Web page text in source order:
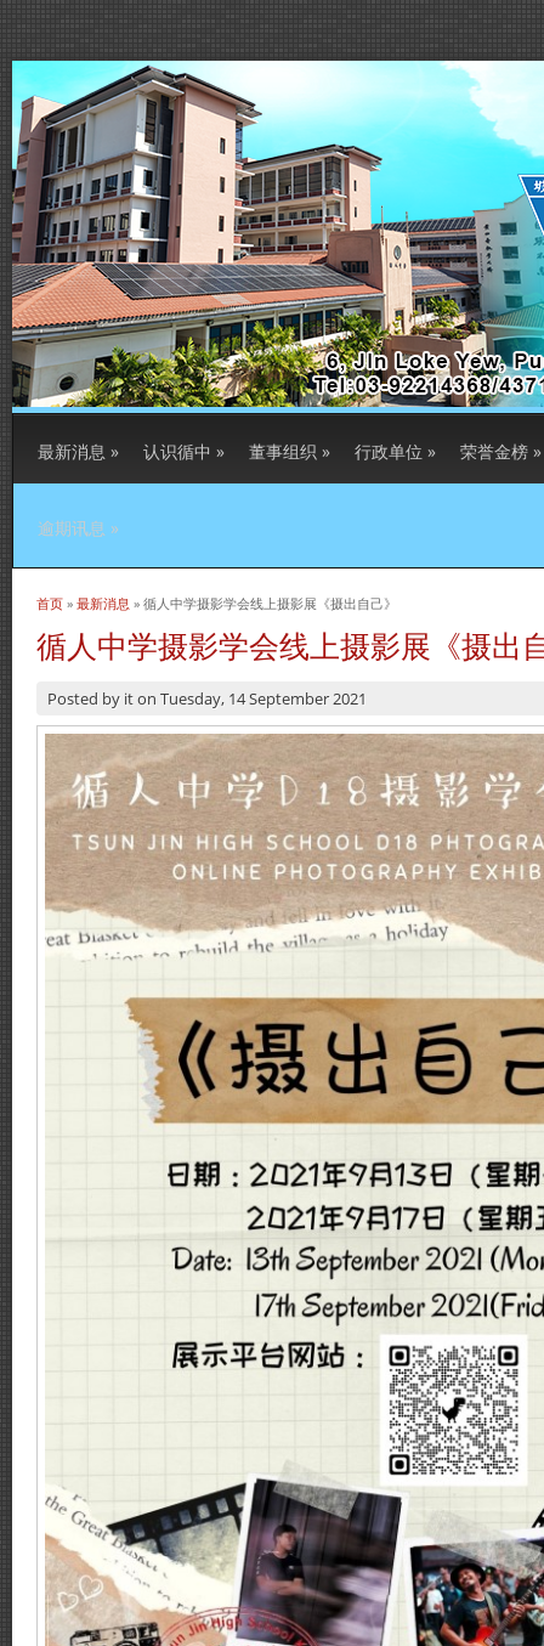
最新消息 » 认识循中 » 董事组织 » 行政单位 » 荣誉金榜 »
逾期讯息 »
当前位置
首页 » 最新消息 » 循人中学摄影学会线上摄影展《摄出自己》
循人中学摄影学会线上摄影展《摄出
Posted by iton Tuesday, 14 September 2021